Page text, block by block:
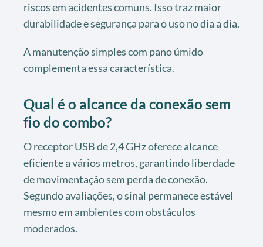
riscos em acidentes comuns. Isso traz maior
durabilidade e segurança para o uso no dia a dia.
A manutenção simples com pano úmido
complementa essa característica.
Qual é o alcance da conexão sem
fio do combo?
O receptor USB de 2,4 GHz oferece alcance
eficiente a vários metros, garantindo liberdade
de movimentação sem perda de conexão.
Segundo avaliações, o sinal permanece estável
mesmo em ambientes com obstáculos
moderados.